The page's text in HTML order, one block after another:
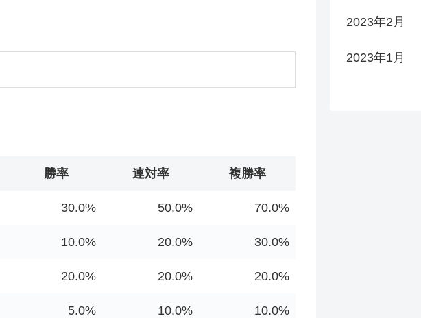
勝率 連対率 複勝率
30.0% 50.0% 70.0%
10.0% 20.0% 30.0%
20.0% 20.0% 20.0%
5.0% 10.0% 10.0%
2023年2月
2023年1月